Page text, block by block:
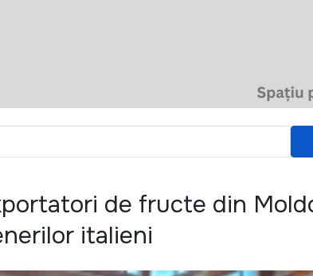
de fructe din
italieni